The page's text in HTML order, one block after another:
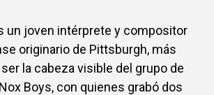
un joven intérprete y compositor
originario de Pittsburgh, más
la cabeza visible del grupo de
Boys, con quienes grabó dos